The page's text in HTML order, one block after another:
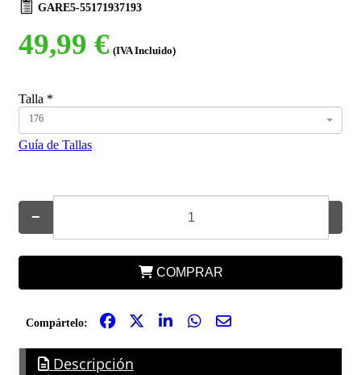
GARE5-55171937193
49,99 € (IVA Incluido)
Talla *
176
Guía de Tallas
−
COMPRAR
Compártelo:
Descripción